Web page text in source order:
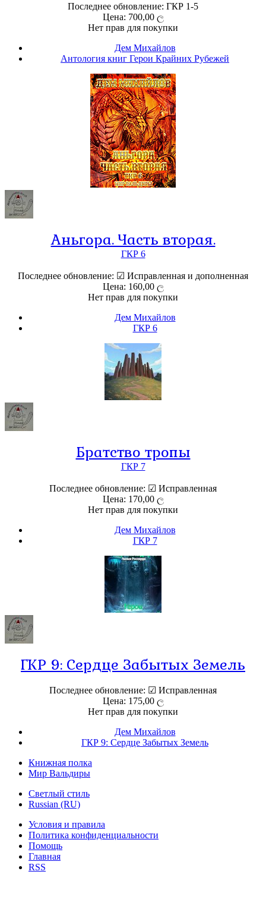
Последнее обновление: ГКР 1-5
Цена: 700,00 ල
Нет прав для покупки
Дем Михайлов
Антология книг Герои Крайних Рубежей
Аньгора. Часть вторая.
ГКР 6
Последнее обновление: ☑ Исправленная и дополненная
Цена: 160,00 ල
Нет прав для покупки
Дем Михайлов
ГКР 6
Братство тропы
ГКР 7
Последнее обновление: ☑ Исправленная
Цена: 170,00 ල
Нет прав для покупки
Дем Михайлов
ГКР 7
ГКР 9: Сердце Забытых Земель
Последнее обновление: ☑ Исправленная
Цена: 175,00 ල
Нет прав для покупки
Дем Михайлов
ГКР 9: Сердце Забытых Земель
Книжная полка
Мир Вальдиры
Светлый стиль
Russian (RU)
Условия и правила
Политика конфиденциальности
Помощь
Главная
RSS